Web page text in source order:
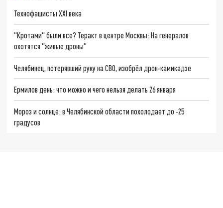
Технофашисты XXI века
"Кротами" были все? Теракт в центре Москвы: На генералов
охотятся "живые дроны"
Челябинец, потерявший руку на СВО, изобрёл дрон-камикадзе
Ермилов день: что можно и чего нельзя делать 26 января
Мороз и солнце: в Челябинской области похолодает до -25
градусов